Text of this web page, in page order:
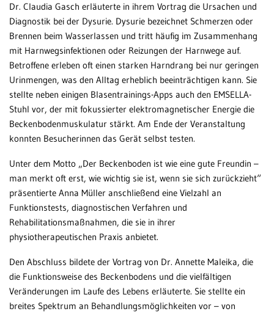
Dr. Claudia Gasch erläuterte in ihrem Vortrag die Ursachen und
Diagnostik bei der Dysurie. Dysurie bezeichnet Schmerzen oder
Brennen beim Wasserlassen und tritt häufig im Zusammenhang
mit Harnwegsinfektionen oder Reizungen der Harnwege auf.
Betroffene erleben oft einen starken Harndrang bei nur geringen
Urinmengen, was den Alltag erheblich beeinträchtigen kann. Sie
stellte neben einigen Blasentrainings-Apps auch den EMSELLA-
Stuhl vor, der mit fokussierter elektromagnetischer Energie die
Beckenbodenmuskulatur stärkt. Am Ende der Veranstaltung
konnten Besucherinnen das Gerät selbst testen.
Unter dem Motto „Der Beckenboden ist wie eine gute Freundin –
man merkt oft erst, wie wichtig sie ist, wenn sie sich zurückzieht“
präsentierte Anna Müller anschließend eine Vielzahl an
Funktionstests, diagnostischen Verfahren und
Rehabilitationsmaßnahmen, die sie in ihrer
physiotherapeutischen Praxis anbietet.
Den Abschluss bildete der Vortrag von Dr. Annette Maleika, die
die Funktionsweise des Beckenbodens und die vielfältigen
Veränderungen im Laufe des Lebens erläuterte. Sie stellte ein
breites Spektrum an Behandlungsmöglichkeiten vor – von